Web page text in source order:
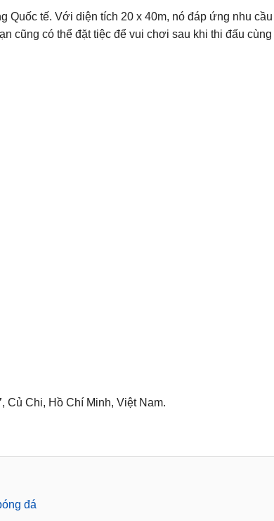
Quốc tế. Với diện tích 20 x 40m, nó đáp ứng nhu
cũng có thể đặt tiệc để vui chơi sau khi thi đấu cùng
Củ Chi, Hồ Chí Minh, Việt Nam.
đá